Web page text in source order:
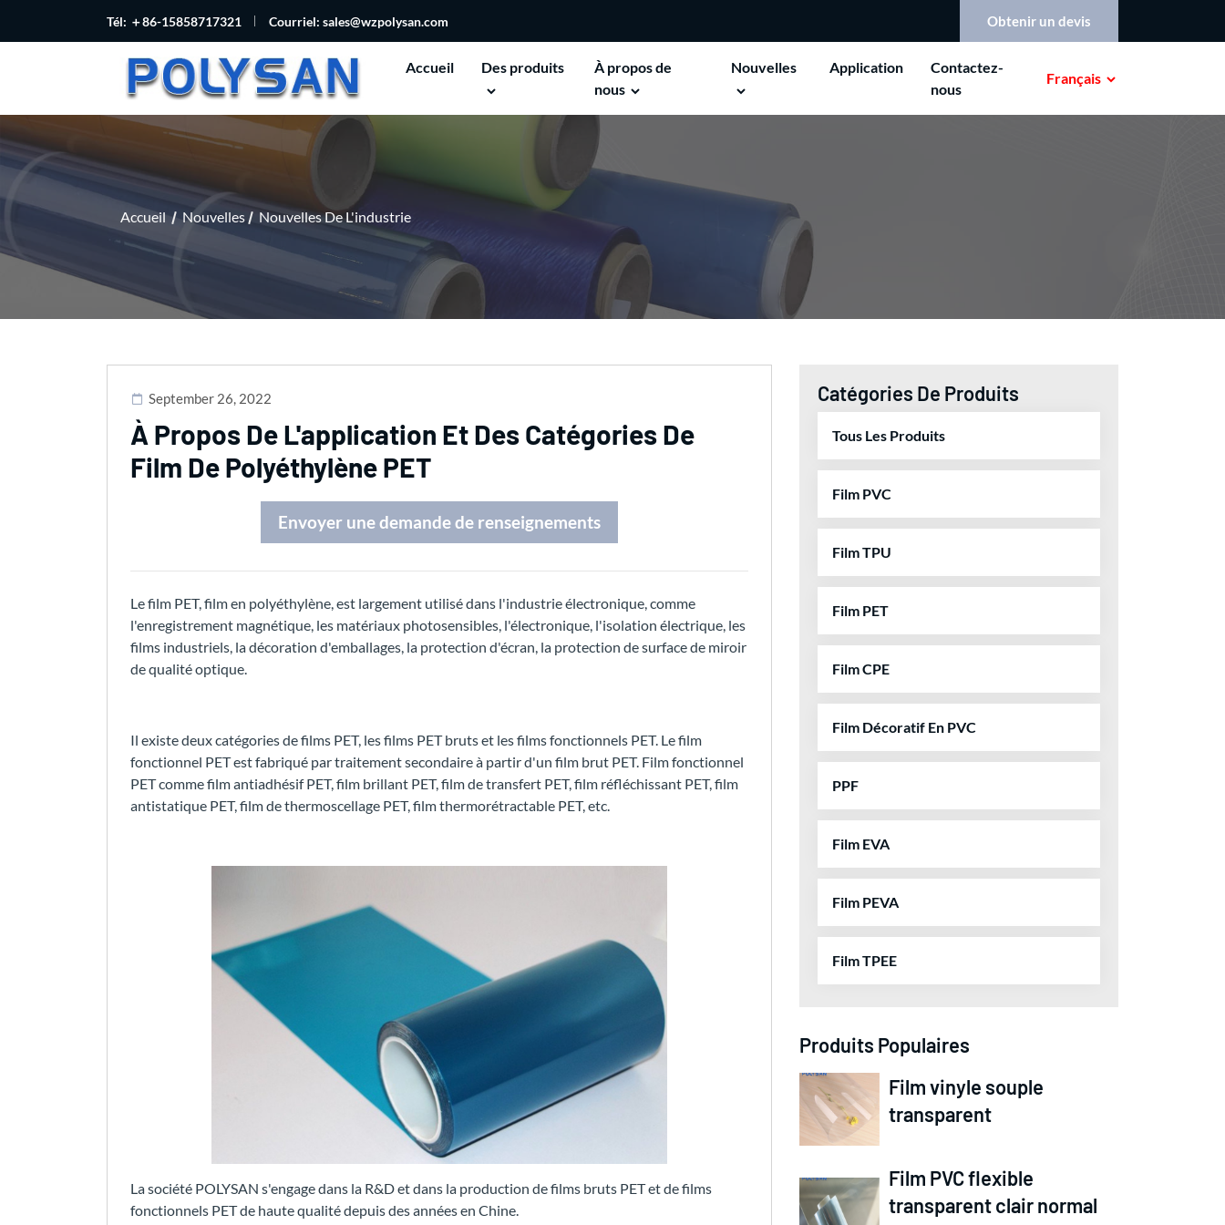
Tél: ＋86-15858717321 Courriel: sales@wzpolysan.com Obtenir un devis
Accueil Des produits
À propos de
nous
Nouvelles Application
Contactez-
nous
Français
Accueil Nouvelles Nouvelles De L'industrie
September 26, 2022
À Propos De L'application Et Des Catégories De
Film De Polyéthylène PET
Envoyer une demande de renseignements
Le film PET, film en polyéthylène, est largement utilisé dans l'industrie électronique, comme
l'enregistrement magnétique, les matériaux photosensibles, l'électronique, l'isolation électrique, les
films industriels, la décoration d'emballages, la protection d'écran, la protection de surface de miroir
de qualité optique.
Il existe deux catégories de films PET, les films PET bruts et les films fonctionnels PET. Le film
fonctionnel PET est fabriqué par traitement secondaire à partir d'un film brut PET. Film fonctionnel
PET comme film antiadhésif PET, film brillant PET, film de transfert PET, film réfléchissant PET, film
antistatique PET, film de thermoscellage PET, film thermorétractable PET, etc.
La société POLYSAN s'engage dans la R&D et dans la production de films bruts PET et de films
fonctionnels PET de haute qualité depuis des années en Chine.
Catégories De Produits
Tous Les Produits
Film PVC
Film TPU
Film PET
Film CPE
Film Décoratif En PVC
PPF
Film EVA
Film PEVA
Film TPEE
Produits Populaires
Film vinyle souple
transparent
Film PVC flexible
transparent clair normal